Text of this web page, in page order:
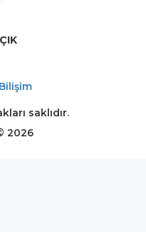
saklıdır.
2026